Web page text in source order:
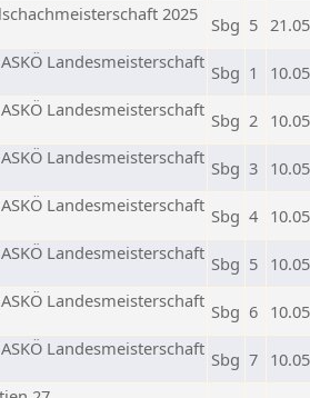
2025
Sbg 5
Landesmeisterschaft Sbg 1
Landesmeisterschaft Sbg 2
Landesmeisterschaft Sbg 3
Landesmeisterschaft Sbg 4
Landesmeisterschaft Sbg 5
Landesmeisterschaft Sbg 6
Landesmeisterschaft Sbg 7